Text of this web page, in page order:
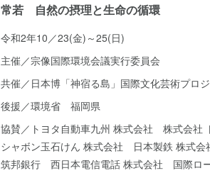
常若 自然の摂理と生命の循環
令和2年10／23(金)～25(日)
主催／宗像国際環境会議実行委員会
共催／日本博「神宿る島」国際文化芸術プロ
後援／環境省 福岡県
協賛／トヨタ自動車九州 株式会社 株式会社
シャボン玉石けん 株式会社 日本製鉄 株式
筑邦銀行 西日本電信電話 株式会社 国際ロ